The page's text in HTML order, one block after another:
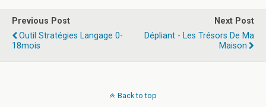
Previous Post
Outil Stratégies Langage 0-
18mois
Next Post
Dépliant - Les Trésors De Ma
Maison
Back to top